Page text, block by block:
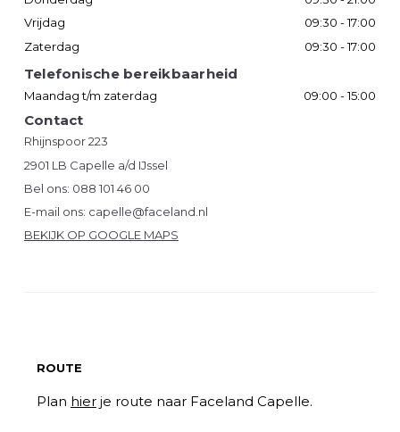
Vrijdag
09:30 - 17:00
Zaterdag
09:30 - 17:00
Telefonische bereikbaarheid
Maandag t/m zaterdag 09:00 - 15:00
Contact
Rhijnspoor 223
2901 LB Capelle a/d IJssel
Bel ons: 088 101 46 00
E-mail ons: capelle@faceland.nl
BEKIJK OP GOOGLE MAPS
ROUTE
Plan hierje route naar Faceland Capelle.